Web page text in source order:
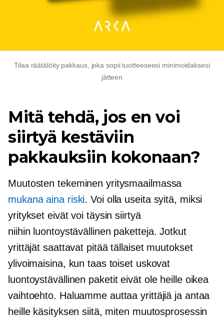
Tilaa räätälöity pakkaus, joka sopii tuotteeseesi minimoidaksesi
jätteen
Mitä tehdä, jos en voi
siirtyä kestäviin
pakkauksiin kokonaan?
Muutosten tekeminen yritysmaailmassa
mukana aina riski. Voi olla useita syitä, miksi
yritykset eivät voi täysin siirtyä
niihin luontoystävällinen paketteja. Jotkut
yrittäjät saattavat pitää tällaiset muutokset
ylivoimaisina, kun taas toiset uskovat
luontoystävällinen paketit eivät ole heille oikea
vaihtoehto. Haluamme auttaa yrittäjiä ja antaa
heille käsityksen siitä, miten muutosprosessin